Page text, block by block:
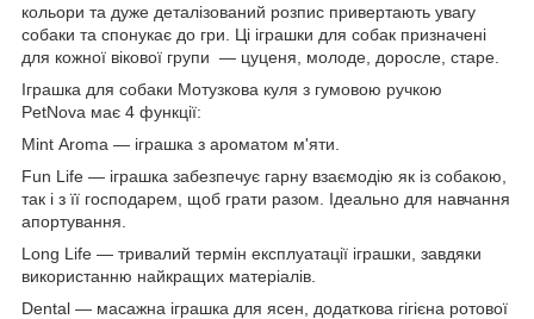
кольори та дуже деталізований розпис привертають увагу
собаки та спонукає до гри. Ці іграшки для собак призначені
для кожної вікової групи — цуценя, молоде, доросле, старе.
Іграшка для собаки Мотузкова куля з гумовою ручкою
PetNova має 4 функції:
Mint Aroma — іграшка з ароматом м'яти.
Fun Life — іграшка забезпечує гарну взаємодію як із собакою,
так і з її господарем, щоб грати разом. Ідеально для навчання
апортування.
Long Life — тривалий термін експлуатації іграшки, завдяки
використанню найкращих матеріалів.
Dental — масажна іграшка для ясен, додаткова гігієна ротової